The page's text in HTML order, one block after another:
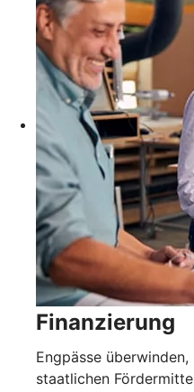
Finanzierung
Engpässe
staatlichen